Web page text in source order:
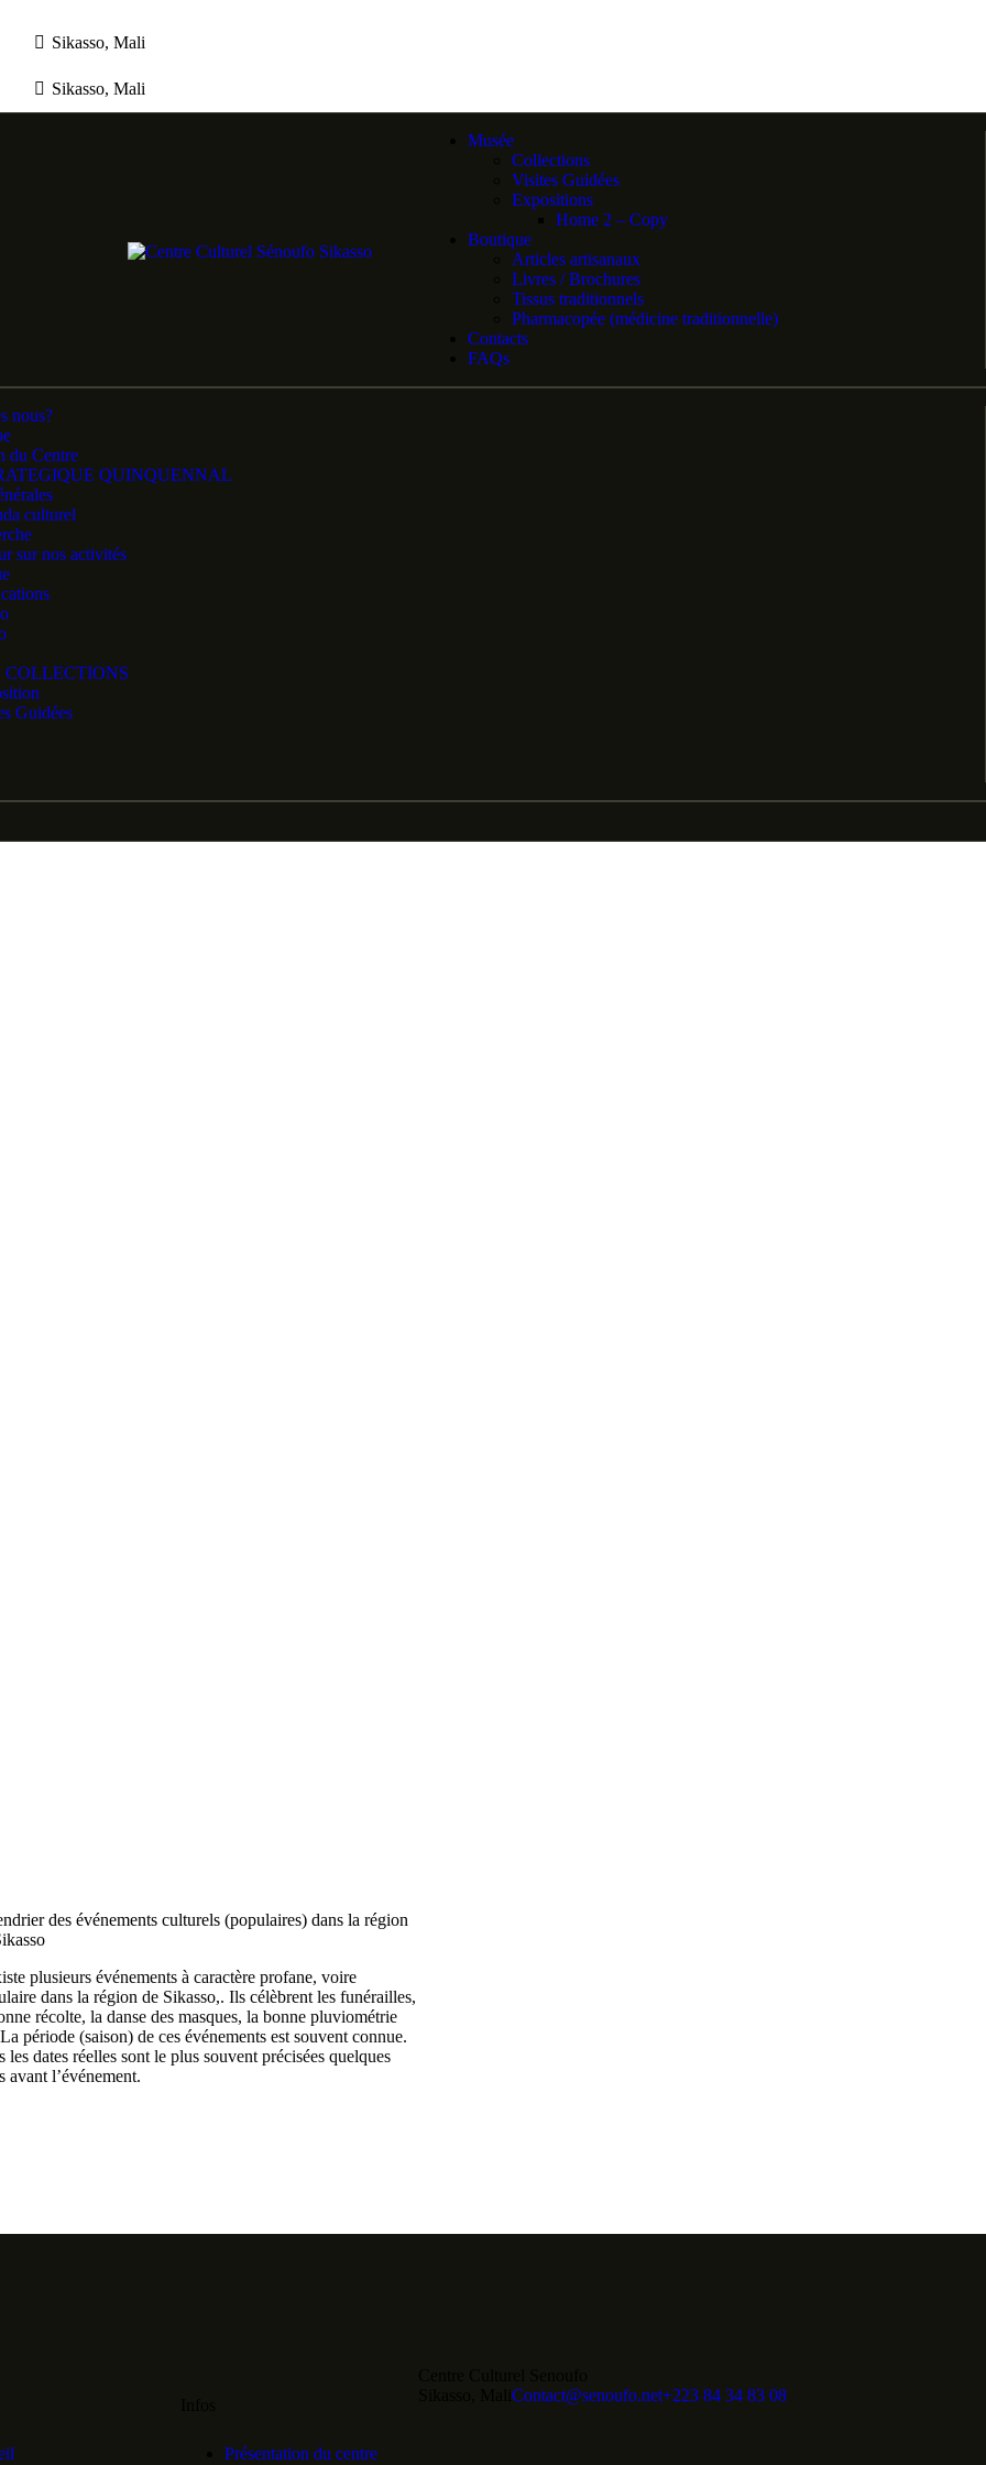
Sikasso, Mali
Sikasso, Mali
Musée
Collections
Visites Guidées
Expositions
Home 2 – Copy
Boutique
Articles artisanaux
Livres / Brochures
Tissus traditionnels
Pharmacopée (médicine traditionnelle)
Contacts
FAQs
nous?
du Centre
QUINQUENNAL
culturel
sur nos activités
COLLECTIONS
Guidées
des événements culturels (populaires) dans la région
plusieurs événements à caractère profane, voire
dans la région de Sikasso,. Ils célèbrent les funérailles,
récolte, la danse des masques, la bonne pluviométrie
période (saison) de ces événements est souvent connue.
les dates réelles sont le plus souvent précisées quelques
avant l’événement.
Présentation du centre
Contact@senoufo.net+223 84 34 83 08